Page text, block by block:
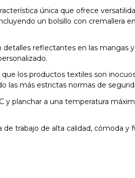
única que ofrece
un bolsillo con cremallera
reflectantes en las mangas
los productos textiles son
las más estrictas normas de
planchar a una temperatura
trabajo de alta calidad, cómoda y